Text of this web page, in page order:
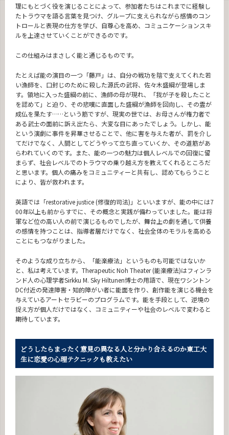
理にもとづく役を演じることによって、参加者たちはこれまでに経験し
たトラウマを語る言葉を見つけ、グループに支えられながら感情のコン
トロールと表現の仕方を学び、自尊心を高め、コミュニケーションスキ
ルを上達させていくことができるのです。
この仕組みはまさしく能と通じるものです。
たとえば能の演目の一つ「藤戸」は、自分の戦功を陰で支えてくれた若
い漁師を、口封じのために殺した源氏の武将、佐々木盛綱が登場しま
す。領地に入った盛綱の前に、漁師の母が現れ、「我が子を殺したこと
を認めて」と迫り、その悲嘆に直面した盛綱が漁師を回向し、その霊が
成仏を果たす……という筋ですが、現実の世では、お母さんが権力者で
ある武士の面前に訴え出たら、大変な目にあったでしょう。しかし、能
という演劇に事件を昇華させることで、他に害を与えた者が、罰を介し
てだけでなく、人間としてどうやって立ち直っていくか、その道筋があ
らわれていくのです。また、能の一つの魅力は個人レベルでの回復に留
まらず、社会レベルでのトラウマの乗り越え方を教えてくれるところだ
と思います。個人の痛みをコミュニティーと共有し、認めてもらうこと
により、皆が救われます。
英語では「restorative justice (修復的司法)」といいますが、能の中には7
00年以上も前からすでに、その概念と実践が備わっていました。能は将
軍など位の高い人の前で演じるものでしたが、舞台上の劇を通して供養
の感情を持つことは、指導者層だけでなく、社会全体のモラルを高める
ことにもつながりました。
そのような成り立ちから、「能楽療法」というものも可能ではないか
と、私は考えています。Therapeutic Noh Theater (能楽療法)はフィンラ
ンド人の心理学者Sirkku M. Sky Hiltunen博士の用語で、現在ワシントン
DC付近の発達障害・知的障がい者に能面を作り、創作能を演じる機会を
与えているアートセラビーのプログラムです。能を手段として、逆境の
捉え方が個人だけではなく、コミュニティーや社会のレベルで変わると
期待しています。
どうしたらまったく意見の異なる人と分かり合えるのか東工大
生に恋愛の心理テクニックも教えたい